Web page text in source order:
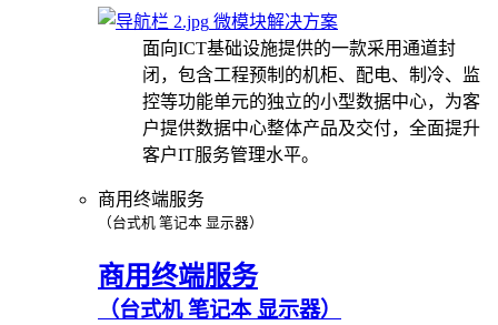
微模块解决方案
面向ICT基础设施提供的一款采用通道封
闭，包含工程预制的机柜、配电、制冷、监
控等功能单元的独立的小型数据中心，为客
户提供数据中心整体产品及交付，全面提升
客户IT服务管理水平。
商用终端服务
（台式机 笔记本 显示器）
商用终端服务
（台式机 笔记本 显示器）